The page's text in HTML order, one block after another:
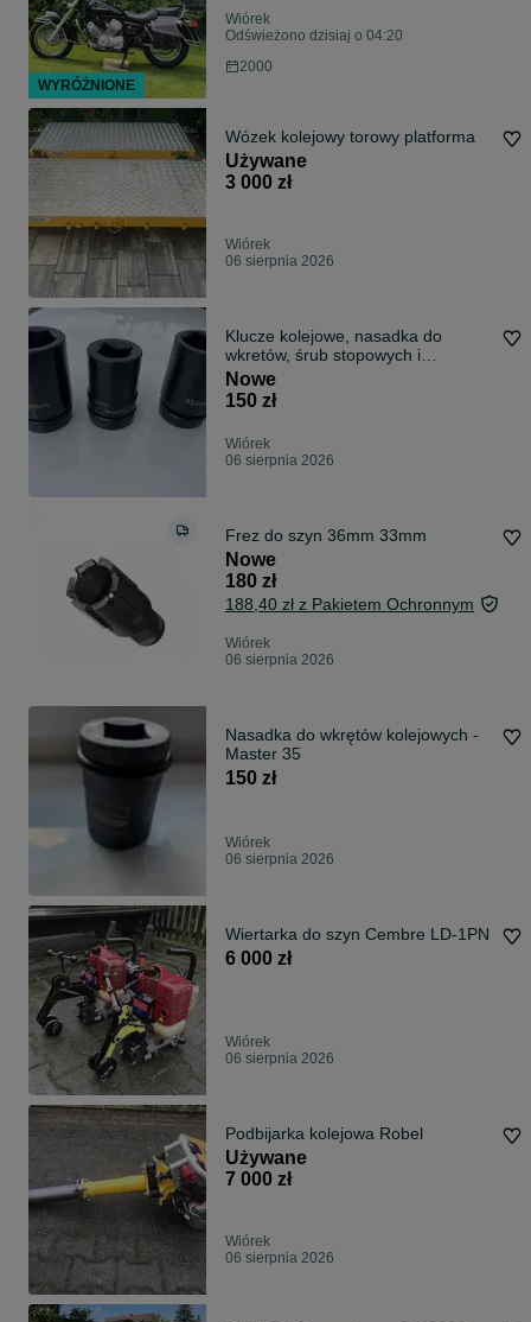
Wiórek
Odświeżono dzisiaj o 04:20
2000
Wózek kolejowy torowy platforma
Używane
3 000 zł
Wiórek
06 sierpnia 2026
Klucze kolejowe, nasadka do
wkretów, śrub stopowych i
łubkowych
Nowe
150 zł
Wiórek
06 sierpnia 2026
Frez do szyn 36mm 33mm
Nowe
180 zł
188,40 zł z Pakietem Ochronnym
Wiórek
06 sierpnia 2026
Nasadka do wkrętów kolejowych -
Master 35
150 zł
Wiórek
06 sierpnia 2026
Wiertarka do szyn Cembre LD-1PN
6 000 zł
Wiórek
06 sierpnia 2026
Podbijarka kolejowa Robel
Używane
7 000 zł
Wiórek
06 sierpnia 2026
WYRÓŻNIONE